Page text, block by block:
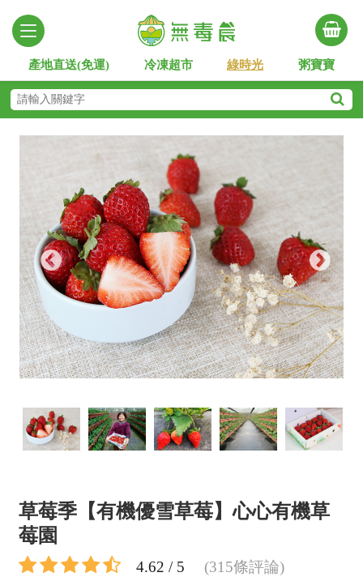
產地直送(免運) 冷凍超市 綠時光 粥寶寶
草莓季【有機優雪草莓】心心有機草
莓園
4.62 / 5
(315條評論)